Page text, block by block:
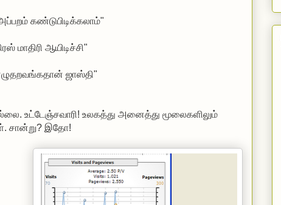
கண்டுபிடிக்கலாம்"
மாதிரி ஆயிடிச்சி"
ஜாஸ்தி"
உட்டேஞ்சவாரி! உலகத்து அனைத்து மூலைகளிலும்
சான்று? இதோ!